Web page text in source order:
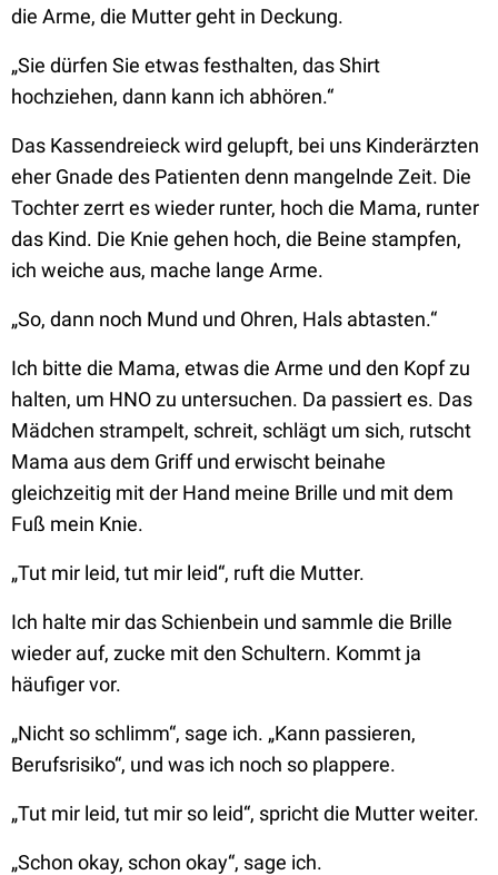
die Arme, die Mutter geht in Deckung.
„Sie dürfen Sie etwas festhalten, das Shirt
hochziehen, dann kann ich abhören.“
Das Kassendreieck wird gelupft, bei uns Kinderärzten
eher Gnade des Patienten denn mangelnde Zeit. Die
Tochter zerrt es wieder runter, hoch die Mama, runter
das Kind. Die Knie gehen hoch, die Beine stampfen,
ich weiche aus, mache lange Arme.
„So, dann noch Mund und Ohren, Hals abtasten.“
Ich bitte die Mama, etwas die Arme und den Kopf zu
halten, um HNO zu untersuchen. Da passiert es. Das
Mädchen strampelt, schreit, schlägt um sich, rutscht
Mama aus dem Griff und erwischt beinahe
gleichzeitig mit der Hand meine Brille und mit dem
Fuß mein Knie.
„Tut mir leid, tut mir leid“, ruft die Mutter.
Ich halte mir das Schienbein und sammle die Brille
wieder auf, zucke mit den Schultern. Kommt ja
häufiger vor.
„Nicht so schlimm“, sage ich. „Kann passieren,
Berufsrisiko“, und was ich noch so plappere.
„Tut mir leid, tut mir so leid“, spricht die Mutter weiter.
„Schon okay, schon okay“, sage ich.